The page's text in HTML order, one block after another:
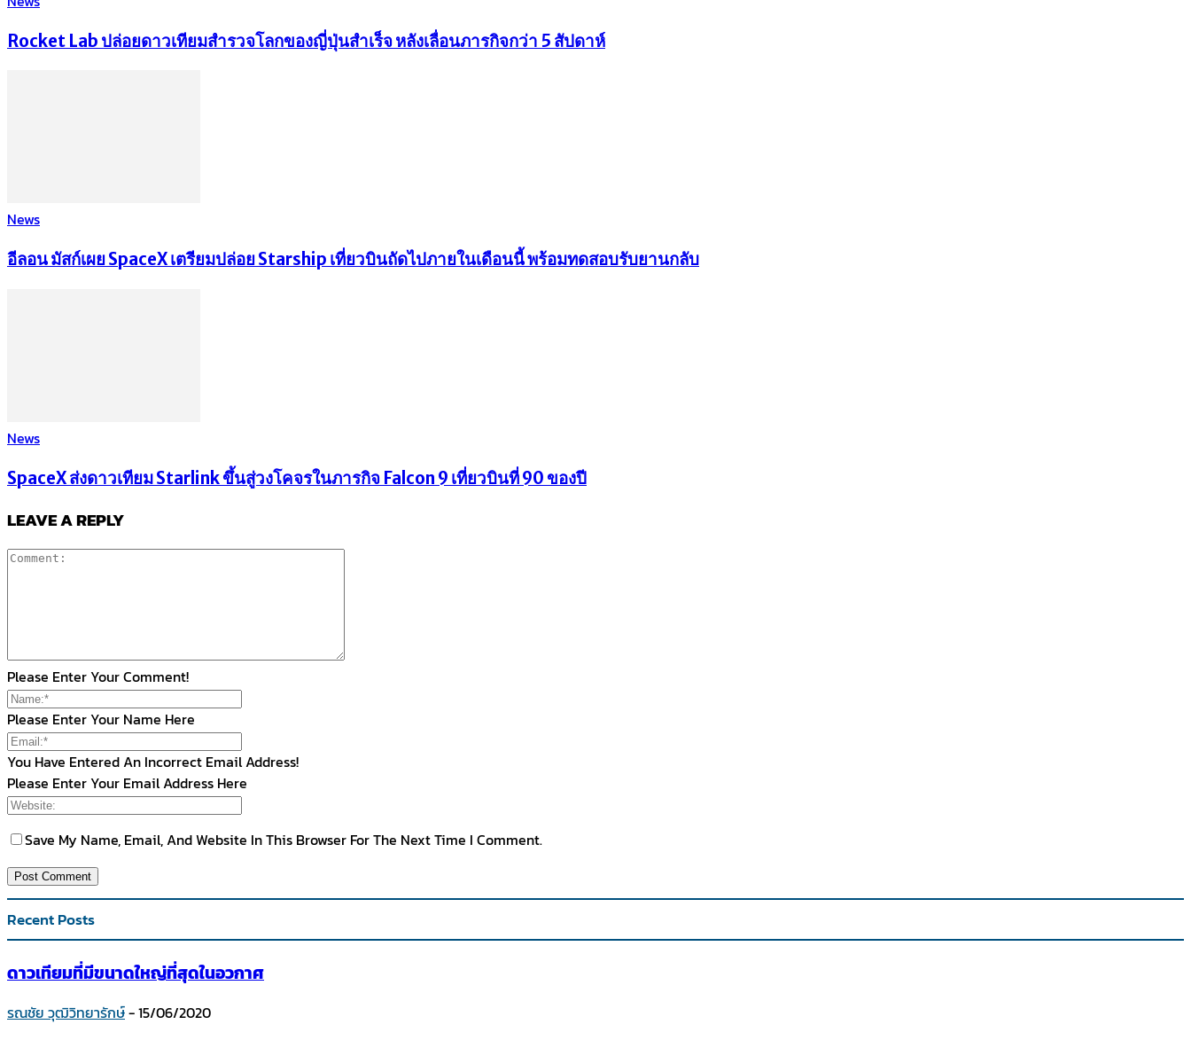
Rocket Lab ปล่อยดาวเทียมสำรวจโลกของญี่ปุ่นสำเร็จ หลังเลื่อนภารกิจกว่า 5 สัปดาห์
News
อีลอน มัสก์เผย SpaceX เตรียมปล่อย Starship เที่ยวบินถัดไปภายในเดือนนี้ พร้อมทดสอบรับยานกลับ
News
SpaceX ส่งดาวเทียม Starlink ขึ้นสู่วงโคจรในภารกิจ Falcon 9 เที่ยวบินที่ 90 ของปี
LEAVE A REPLY
Please Enter Your Comment!
Please Enter Your Name Here
You Have Entered An Incorrect Email Address!
Please Enter Your Email Address Here
Save My Name, Email, And Website In This Browser For The Next Time I Comment.
Recent Posts
ดาวเทียมที่มีขนาดใหญ่ที่สุดในอวกาศ
รณชัย วุฒิวิทยารักษ์-15/06/2020